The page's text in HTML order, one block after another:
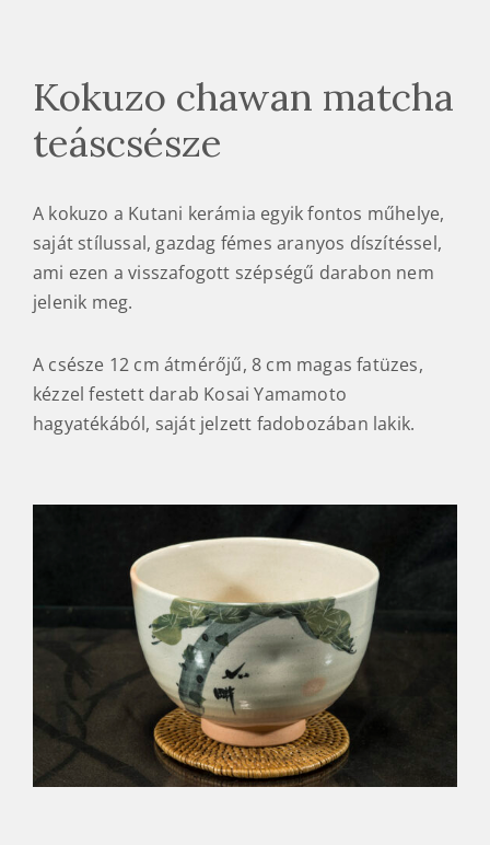
Kokuzo chawan matcha
teáscsésze
A kokuzo a Kutani kerámia egyik fontos műhelye,
saját stílussal, gazdag fémes aranyos díszítéssel,
ami ezen a visszafogott szépségű darabon nem
jelenik meg.
A csésze 12 cm átmérőjű, 8 cm magas fatüzes,
kézzel festett darab Kosai Yamamoto
hagyatékából, saját jelzett fadobozában lakik.